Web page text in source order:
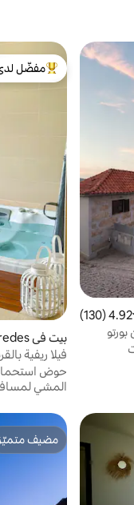
التقييم 4.92 من 5، 130 مراجعات
4.92 (130)
من أبرز
مفضّل
بيت في Paredes
فيلا ريفية
حوض
المشي
مضيف
مضيف متميّز